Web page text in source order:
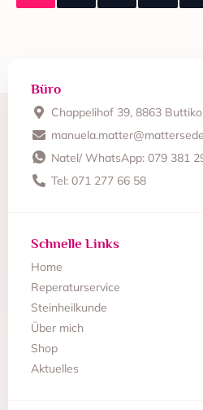
Büro
Chappelihof 39, 8863
Natel/ WhatsApp: 079 381
Tel: 071 277 66 58
Schnelle Links
Home
Reperaturservice
Steinheilkunde
Über mich
Shop
Aktuelles